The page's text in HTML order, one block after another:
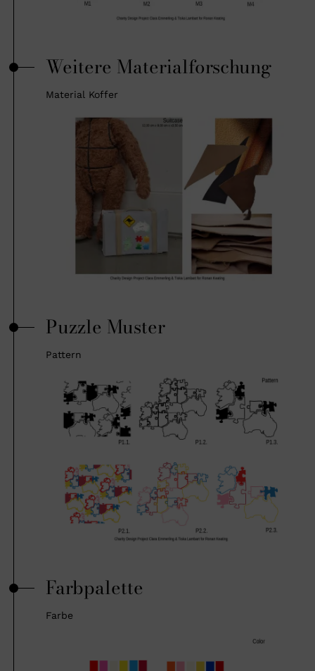
Weitere Materialforschung
Material Koffer
Puzzle Muster
Pattern
Farbpalette
Farbe